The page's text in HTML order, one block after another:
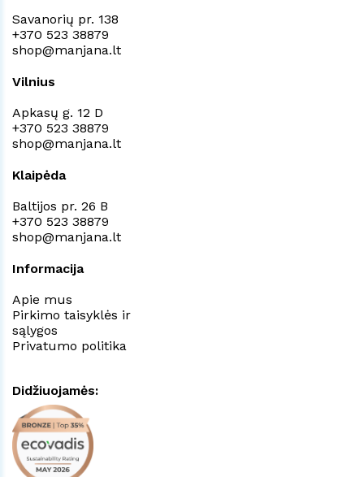
Savanorių pr. 138
+370 523 38879
shop@manjana.lt
Vilnius
Apkasų g. 12 D
+370 523 38879
shop@manjana.lt
Klaipėda
Baltijos pr. 26 B
+370 523 38879
shop@manjana.lt
Informacija
Apie mus
Pirkimo taisyklės ir
sąlygos
Privatumo politika
Didžiuojamės: